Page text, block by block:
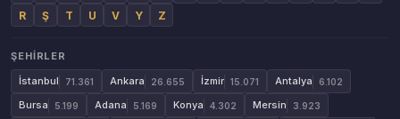
R
Ş T U V Y Z
ŞEHIRLER
İstanbul
71.361 Ankara 26.655 İzmir 15.071 Antalya 6.102
Bursa 5.199 Adana 5.169 Konya 4.302 Mersin 3.923